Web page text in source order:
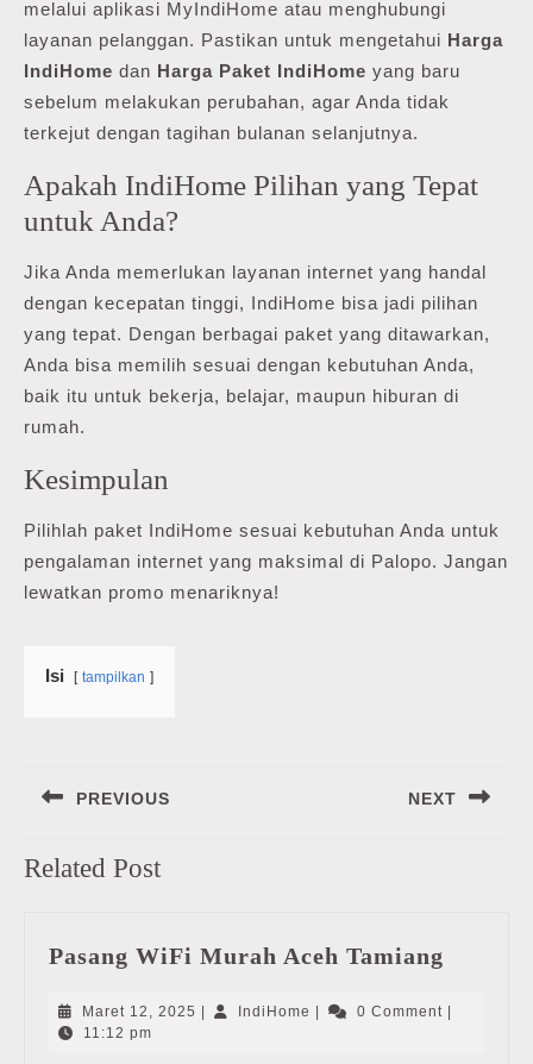
melalui aplikasi MyIndiHome atau menghubungi
layanan pelanggan. Pastikan untuk mengetahui Harga
IndiHome dan Harga Paket IndiHome yang baru
sebelum melakukan perubahan, agar Anda tidak
terkejut dengan tagihan bulanan selanjutnya.
Apakah IndiHome Pilihan yang Tepat
untuk Anda?
Jika Anda memerlukan layanan internet yang handal
dengan kecepatan tinggi, IndiHome bisa jadi pilihan
yang tepat. Dengan berbagai paket yang ditawarkan,
Anda bisa memilih sesuai dengan kebutuhan Anda,
baik itu untuk bekerja, belajar, maupun hiburan di
rumah.
Kesimpulan
Pilihlah paket IndiHome sesuai kebutuhan Anda untuk
pengalaman internet yang maksimal di Palopo. Jangan
lewatkan promo menariknya!
Isi tampilkan
pos
PREVIOUS
post:
NEXT
Related Post
Pasang WiFi Murah Aceh Tamiang
Murah
Maret 12, 2025 Maret
IndiHome IndiHome0 Comment
11:12 pm